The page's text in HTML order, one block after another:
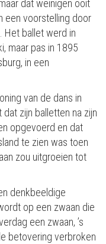
dat weinigen ooit
een voorstelling door
Het ballet werd in
maar pas in 1895
in een
van de dans in
zijn balletten na zijn
opgevoerd en dat
te zien was toen
zou uitgroeien tot
denkbeeldige
op een zwaan die
een zwaan, ’s
betovering verbroken